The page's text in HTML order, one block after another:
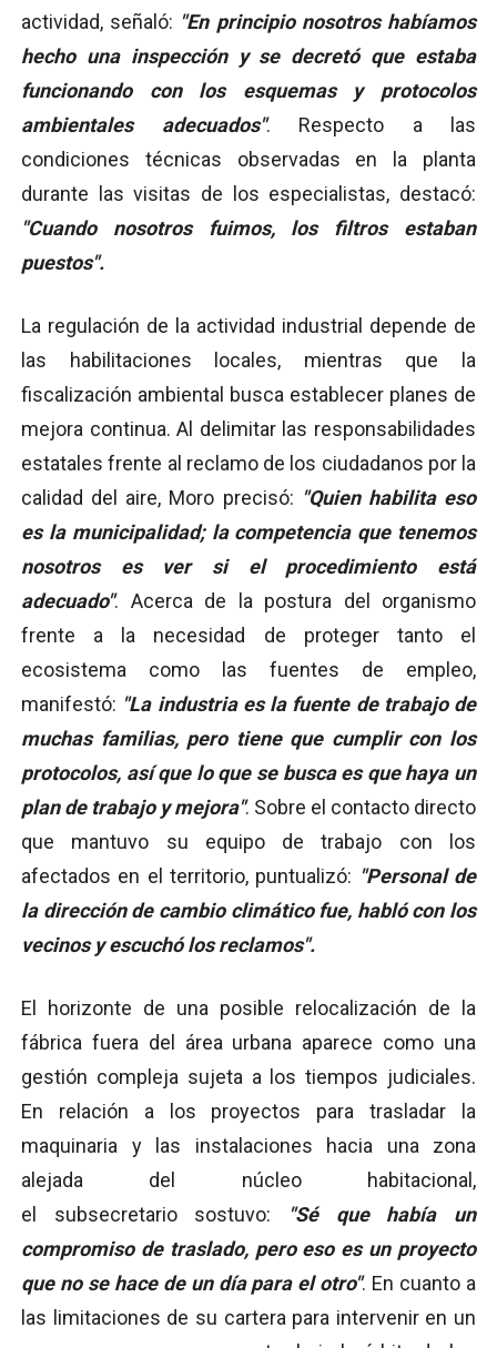
actividad, señaló: "En principio nosotros habíamos
hecho una inspección y se decretó que estaba
funcionando con los esquemas y protocolos
ambientales adecuados". Respecto a las
condiciones técnicas observadas en la planta
durante las visitas de los especialistas, destacó:
"Cuando nosotros fuimos, los filtros estaban
puestos".
La regulación de la actividad industrial depende de
las habilitaciones locales, mientras que la
fiscalización ambiental busca establecer planes de
mejora continua. Al delimitar las responsabilidades
estatales frente al reclamo de los ciudadanos por la
calidad del aire, Moro precisó: "Quien habilita eso
es la municipalidad; la competencia que tenemos
nosotros es ver si el procedimiento está
adecuado". Acerca de la postura del organismo
frente a la necesidad de proteger tanto el
ecosistema como las fuentes de empleo,
manifestó: "La industria es la fuente de trabajo de
muchas familias, pero tiene que cumplir con los
protocolos, así que lo que se busca es que haya un
plan de trabajo y mejora". Sobre el contacto directo
que mantuvo su equipo de trabajo con los
afectados en el territorio, puntualizó: "Personal de
la dirección de cambio climático fue, habló con los
vecinos y escuchó los reclamos".
El horizonte de una posible relocalización de la
fábrica fuera del área urbana aparece como una
gestión compleja sujeta a los tiempos judiciales.
En relación a los proyectos para trasladar la
maquinaria y las instalaciones hacia una zona
alejada del núcleo habitacional,
el subsecretario sostuvo:
"Sé que había un
compromiso de traslado, pero eso es un proyecto
que no se hace de un día para el otro". En cuanto a
las limitaciones de su cartera para intervenir en un